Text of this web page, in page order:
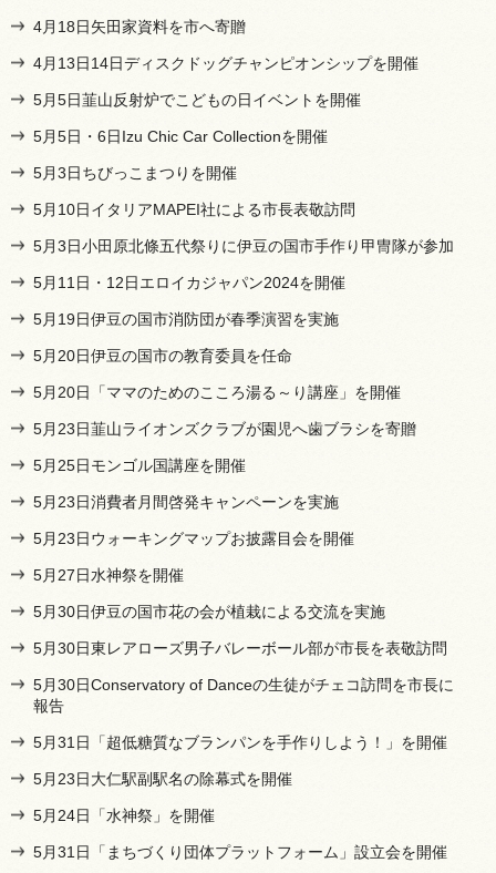
4月18日矢田家資料を市へ寄贈
4月13日14日ディスクドッグチャンピオンシップを開催
5月5日韮山反射炉でこどもの日イベントを開催
5月5日・6日Izu Chic Car Collectionを開催
5月3日ちびっこまつりを開催
5月10日イタリアMAPEI社による市長表敬訪問
5月3日小田原北條五代祭りに伊豆の国市手作り甲冑隊が参加
5月11日・12日エロイカジャパン2024を開催
5月19日伊豆の国市消防団が春季演習を実施
5月20日伊豆の国市の教育委員を任命
5月20日「ママのためのこころ湯る～り講座」を開催
5月23日韮山ライオンズクラブが園児へ歯ブラシを寄贈
5月25日モンゴル国講座を開催
5月23日消費者月間啓発キャンペーンを実施
5月23日ウォーキングマップお披露目会を開催
5月27日水神祭を開催
5月30日伊豆の国市花の会が植栽による交流を実施
5月30日東レアローズ男子バレーボール部が市長を表敬訪問
5月30日Conservatory of Danceの生徒がチェコ訪問を市長に
報告
5月31日「超低糖質なブランパンを手作りしよう！」を開催
5月23日大仁駅副駅名の除幕式を開催
5月24日「水神祭」を開催
5月31日「まちづくり団体プラットフォーム」設立会を開催